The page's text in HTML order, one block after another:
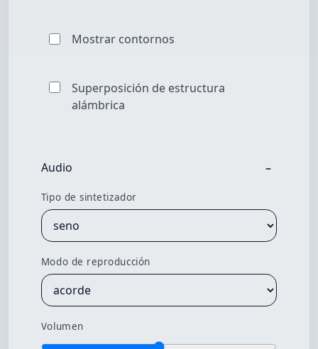
Mostrar contornos
Superposición de estructura
alámbrica
Audio
Tipo de sintetizador
Modo de reproducción
Volumen